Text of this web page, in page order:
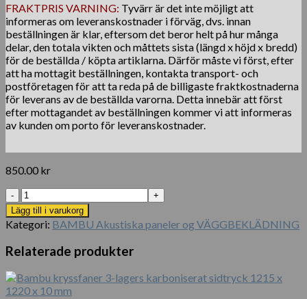
FRAKTPRIS VARNING: Tyvärr är det inte möjligt att
informeras om leveranskostnader i förväg, dvs. innan
beställningen är klar, eftersom det beror helt på hur många
delar, den totala vikten och måttets sista (längd x höjd x bredd)
för de beställda / köpta artiklarna. Därför måste vi först, efter
att ha mottagit beställningen, kontakta transport- och
postföretagen för att ta reda på de billigaste fraktkostnaderna
för leverans av de beställda varorna. Detta innebär att först
efter mottagandet av beställningen kommer vi att informeras
av kunden om porto för leveranskostnader.
850.00 kr
Hopfällbar
bambu
lagringshållare
mängd
Lägg till i varukorg
Kategori: BAMBU Akustiska paneler og VÄGGBEKLÄDNING
Relaterade produkter